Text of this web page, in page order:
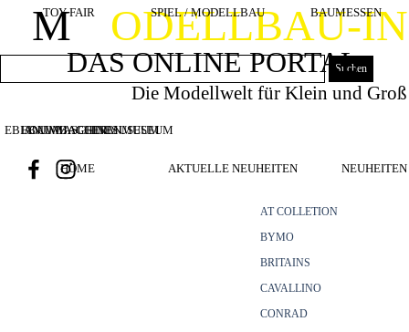
Direkt zum SeiteninhaltODELLBAU-
M
TOY FAIR SPIEL / MODELLBAU BAUMESSEN
DAS ONLINE PORTAL
Suchen
Die Modellwelt für Klein und Groß
BOUWMACHINES
BAUMASCHINENMUSEUM
EBIANUMBAGGERMUSEUM
HOME AKTUELLE NEUHEITEN NEUHEITEN
AT COLLETION
BYMO
BRITAINS
CAVALLINO
CONRAD